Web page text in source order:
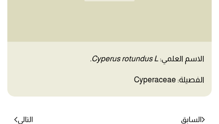
الاسم العلمي: Cyperus rotundus L.
الفصيلة: Cyperaceae
السابق التالي